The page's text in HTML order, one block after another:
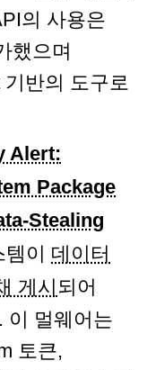
의 사용은
했으며
반의 도구로
Alert:
Package
Stealing
이 데이터
게시 되어
이 멀웨어는
토큰,